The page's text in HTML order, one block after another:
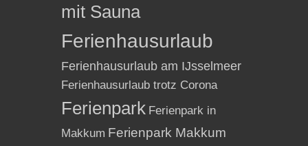
mit Sauna
Ferienhausurlaub
Ferienhausurlaub am IJsselmeer
Ferienhausurlaub trotz Corona
Ferienpark Ferienpark in
Makkum Ferienpark Makkum